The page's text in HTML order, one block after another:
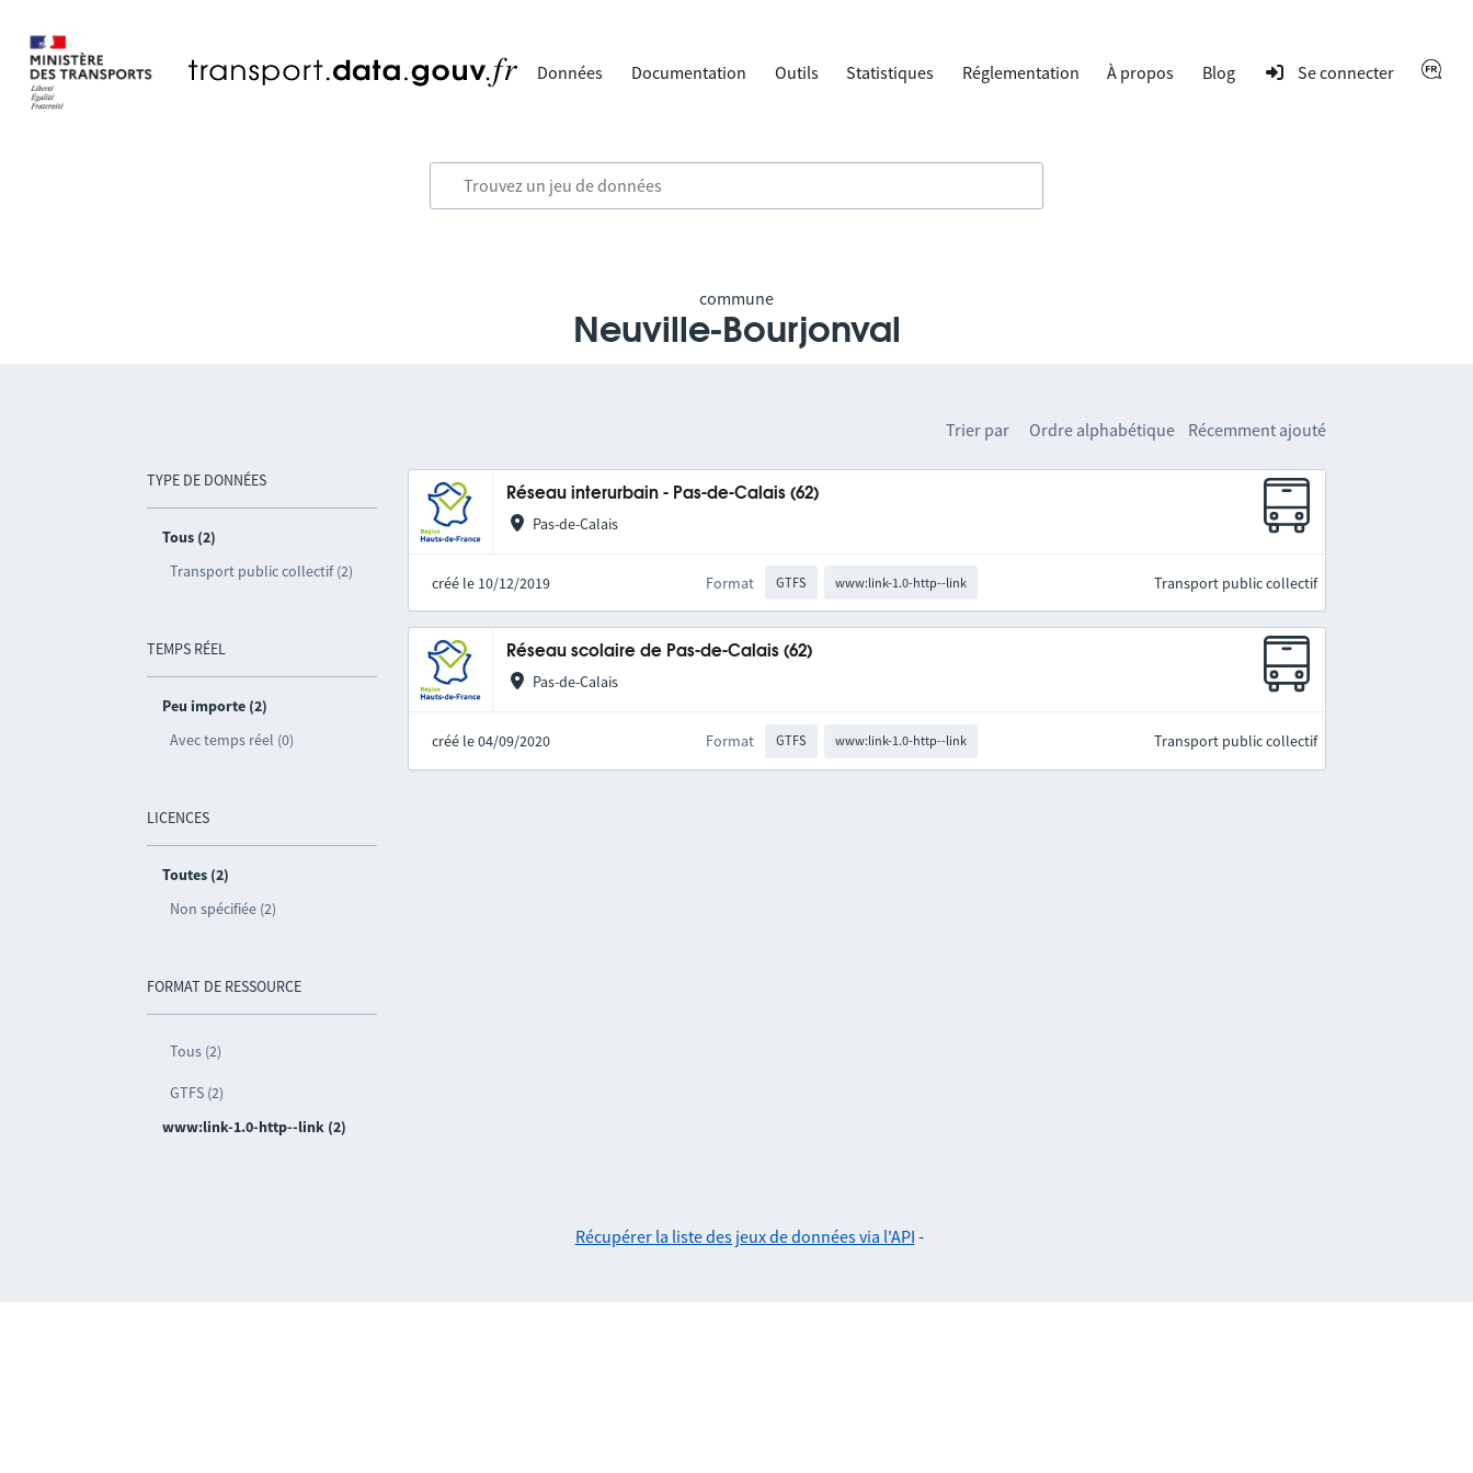
Données Documentation Outils Statistiques Réglementation À propos Blog Se connecter
commune
Neuville-Bourjonval
TYPE DE DONNÉES
Tous (2)
Transport public collectif (2)
TEMPS RÉEL
Peu importe (2)
Avec temps réel (0)
LICENCES
Toutes (2)
Non spécifiée (2)
FORMAT DE RESSOURCE
Tous (2)
GTFS (2)
www:link-1.0-http--link (2)
Trier par Ordre alphabétique Récemment ajouté
Réseau interurbain - Pas-de-Calais (62)
Pas-de-Calais
créé le 10/12/2019 Format GTFS www:link-1.0-http--link Transport public collectif
Réseau scolaire de Pas-de-Calais (62)
Pas-de-Calais
créé le 04/09/2020 Format GTFS www:link-1.0-http--link Transport public collectif
Récupérer la liste des jeux de données via l'API -